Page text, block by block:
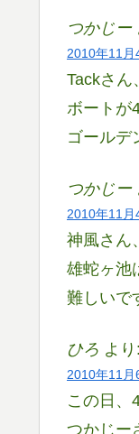
つかじー
2010年11
Tackさん
ボートが
ゴールデ
つかじー
2010年11
神風さん
雄蛇ヶ池
難しいで
ひろ より:
2010年11
この日、
つかじー